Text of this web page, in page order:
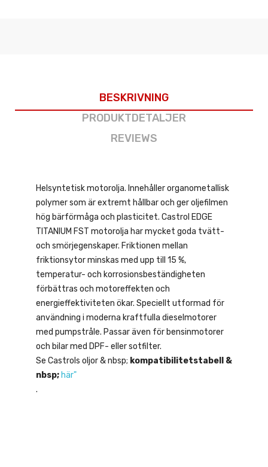
BESKRIVNING
PRODUKTDETALJER
REVIEWS
Helsyntetisk motorolja. Innehåller organometallisk
polymer som är extremt hållbar och ger oljefilmen
hög bärförmåga och plasticitet. Castrol EDGE
TITANIUM FST motorolja har mycket goda tvätt-
och smörjegenskaper. Friktionen mellan
friktionsytor minskas med upp till 15 %,
temperatur- och korrosionsbeständigheten
förbättras och motoreffekten och
energieffektiviteten ökar. Speciellt utformad för
användning i moderna kraftfulla dieselmotorer
med pumpstråle. Passar även för bensinmotorer
och bilar med DPF- eller sotfilter.
Se Castrols oljor & nbsp; kompatibilitetstabell &
nbsp; här"
.